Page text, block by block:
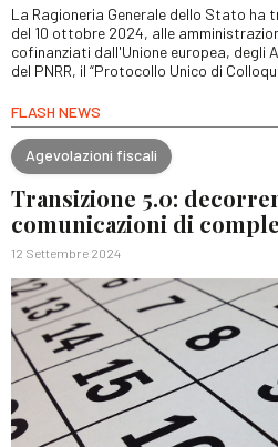
La Ragioneria Generale dello Stato ha
del 10 ottobre 2024, alle
cofinanziati dall'Unione europea, degli
del PNRR, il “Protocollo Unico di
FLASH NEWS
Agevolazioni fiscali
Transizione 5.0:
comunicazioni di
12 Settembre 2024